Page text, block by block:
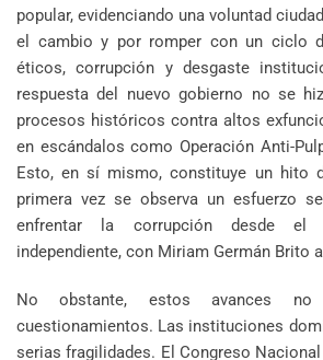
popular, evidenciando una voluntad
el cambio y por romper con un ciclo
éticos, corrupción y desgaste
respuesta del nuevo gobierno no se
procesos históricos contra altos
en escándalos como Operación Anti-
Esto, en sí mismo, constituye un hito
primera vez se observa un esfuerzo
enfrentar la corrupción desde el
independiente, con Miriam Germán Brito
No obstante, estos avances
cuestionamientos. Las instituciones
serias fragilidades. El Congreso